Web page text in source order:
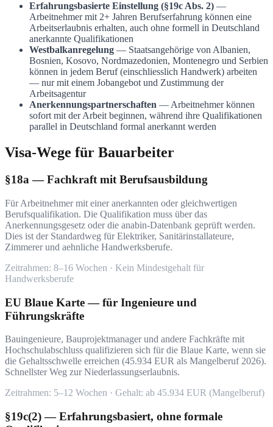
Erfahrungsbasierte Einstellung (§19c Abs. 2) —
Arbeitnehmer mit 2+ Jahren Berufserfahrung können eine
Arbeitserlaubnis erhalten, auch ohne formell in Deutschland
anerkannte Qualifikationen
Westbalkanregelung — Staatsangehörige von Albanien,
Bosnien, Kosovo, Nordmazedonien, Montenegro und Serbien
können in jedem Beruf (einschliesslich Handwerk) arbeiten
— nur mit einem Jobangebot und Zustimmung der
Arbeitsagentur
Anerkennungspartnerschaften — Arbeitnehmer können
sofort mit der Arbeit beginnen, während ihre Qualifikationen
parallel in Deutschland formal anerkannt werden
Visa-Wege für Bauarbeiter
§18a — Fachkraft mit Berufsausbildung
Für Arbeitnehmer mit einer anerkannten oder gleichwertigen
Berufsqualifikation. Die Qualifikation muss über das
Anerkennungsgesetz oder die anabin-Datenbank geprüft werden.
Dies ist der Standardweg für Elektriker, Sanitärinstallateure,
Zimmerer und aehnliche Handwerksberufe.
Zeitrahmen: 8–16 Wochen · Kein Mindestgehalt für
Handwerksberufe
EU Blaue Karte — für Ingenieure und
Führungskräfte
Bauingenieure, Bauprojektmanager und andere Fachkräfte mit
Hochschulabschluss qualifizieren sich für die Blaue Karte, wenn sie
die Gehaltsschwelle erreichen (45.934 EUR als Mangelberuf 2026).
Schnellster Weg zur Niederlassungserlaubnis.
Zeitrahmen: 5–12 Wochen · Gehalt: ab 45.934 EUR (Mangelberuf)
§19c(2) — Erfahrungsbasiert, ohne formale